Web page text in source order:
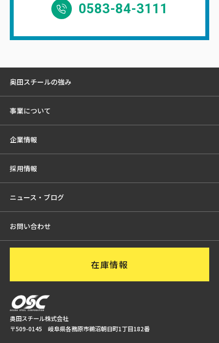
0583-84-3111
奥田スチール株式会社
〒509-0145 岐阜県各務原市鵜沼朝日町1丁目182番
奥田スチールの強み
事業について
企業情報
採用情報
ニュース・ブログ
お問い合わせ
在庫情報